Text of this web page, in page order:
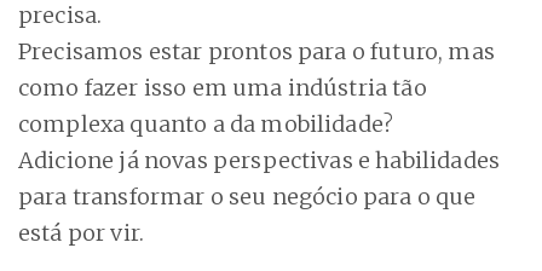
precisa.
Precisamos estar prontos para o futuro, mas
como fazer isso em uma indústria tão
complexa quanto a da mobilidade?
Adicione já novas perspectivas e habilidades
para transformar o seu negócio para o que
está por vir.